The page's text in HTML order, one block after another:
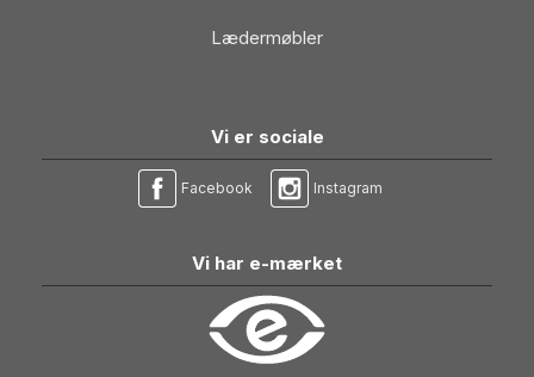
Lædermøbler
Vi er sociale
Facebook Instagram
Vi har e-mærket